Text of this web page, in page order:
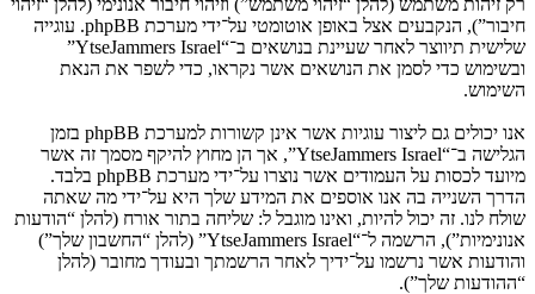
חיבור”), הנקבעים אצל באופן אוטומטי על־ידי מערכת phpBB. עוגייה
שלישית תיווצר לאחר שעיינת בנושאים ב־“YtseJammers Israel”
ובשימוש כדי לסמן את הנושאים אשר נקראו, כדי לשפר את הנאת
השימוש.
אנו יכולים גם ליצור עוגיות אשר אינן קשורות למערכת phpBB בזמן
הגלישה ב־“YtseJammers Israel”, אך הן מחוץ להיקף מסמך זה אשר
מיועד לכסות על העמודים אשר נוצרו על־ידי מערכת phpBB בלבד.
הדרך השנייה בה אנו אוספים את המידע שלך היא על־ידי מה שאתה
שולח לנו. זה יכול להיות, ואינו מוגבל ל: שליחה בתור אורח (להלן “הודעות
אנונימיות”), הרשמה ל־“YtseJammers Israel” (להלן “החשבון שלך”)
והודעות אשר נרשמו על־ידיך לאחר הרשמתך ובעודך מחובר (להלן
“ההודעות שלך”).